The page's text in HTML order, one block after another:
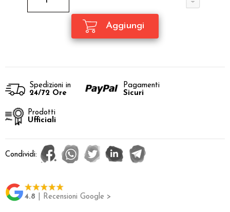
Spedizioni in
24/72 Ore
Pagamenti
Sicuri
Prodotti
Ufficiali
Condividi:
4.8 | Recensioni Google >